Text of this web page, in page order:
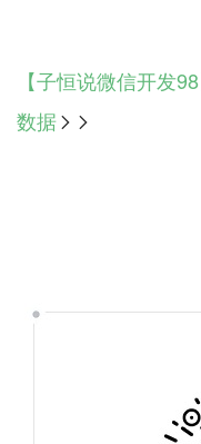
【子恒说微信开发
数据 